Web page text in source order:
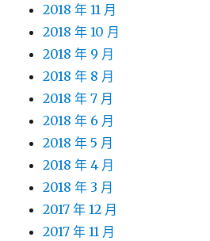
2018 年 11 月
2018 年 10 月
2018 年 9 月
2018 年 8 月
2018 年 7 月
2018 年 6 月
2018 年 5 月
2018 年 4 月
2018 年 3 月
2017 年 12 月
2017 年 11 月